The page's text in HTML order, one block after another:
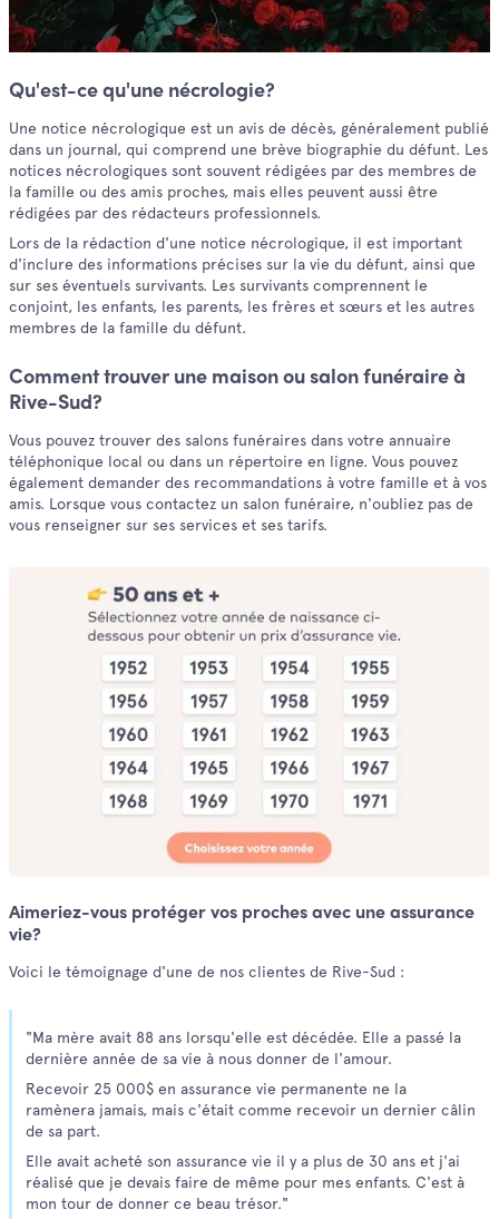
Qu'est-ce qu'une nécrologie?
Une notice nécrologique est un avis de décès, généralement publié
dans un journal, qui comprend une brève biographie du défunt. Les
notices nécrologiques sont souvent rédigées par des membres de
la famille ou des amis proches, mais elles peuvent aussi être
rédigées par des rédacteurs professionnels.
Lors de la rédaction d'une notice nécrologique, il est important
d'inclure des informations précises sur la vie du défunt, ainsi que
sur ses éventuels survivants. Les survivants comprennent le
conjoint, les enfants, les parents, les frères et sœurs et les autres
membres de la famille du défunt.
Comment trouver une maison ou salon funéraire à
Rive-Sud?
Vous pouvez trouver des salons funéraires dans votre annuaire
téléphonique local ou dans un répertoire en ligne. Vous pouvez
également demander des recommandations à votre famille et à vos
amis. Lorsque vous contactez un salon funéraire, n'oubliez pas de
vous renseigner sur ses services et ses tarifs.
Aimeriez-vous protéger vos proches avec une assurance
vie?
Voici le témoignage d'une de nos clientes de Rive-Sud :
"Ma mère avait 88 ans lorsqu'elle est décédée. Elle a passé la
dernière année de sa vie à nous donner de l'amour.
Recevoir 25 000$ en assurance vie permanente ne la
ramènera jamais, mais c'était comme recevoir un dernier câlin
de sa part.
Elle avait acheté son assurance vie il y a plus de 30 ans et j'ai
réalisé que je devais faire de même pour mes enfants. C'est à
mon tour de donner ce beau trésor."